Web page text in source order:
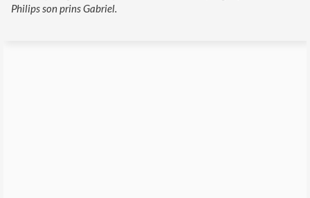
Philips son prins Gabriel.